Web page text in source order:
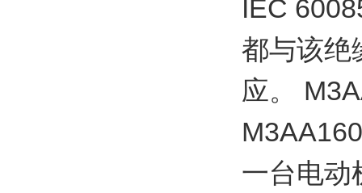
IEC
都与该绝
应。
一台电动